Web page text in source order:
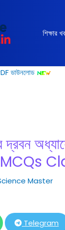
শিক্ষার
ডাউনলোড
দ্রবন
Master
Telegram